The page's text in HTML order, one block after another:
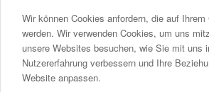
Wir können Cookies anfordern, die auf
werden. Wir verwenden Cookies, um uns
unsere Websites besuchen, wie Sie mit uns
Nutzererfahrung verbessern und Ihre
Website anpassen.